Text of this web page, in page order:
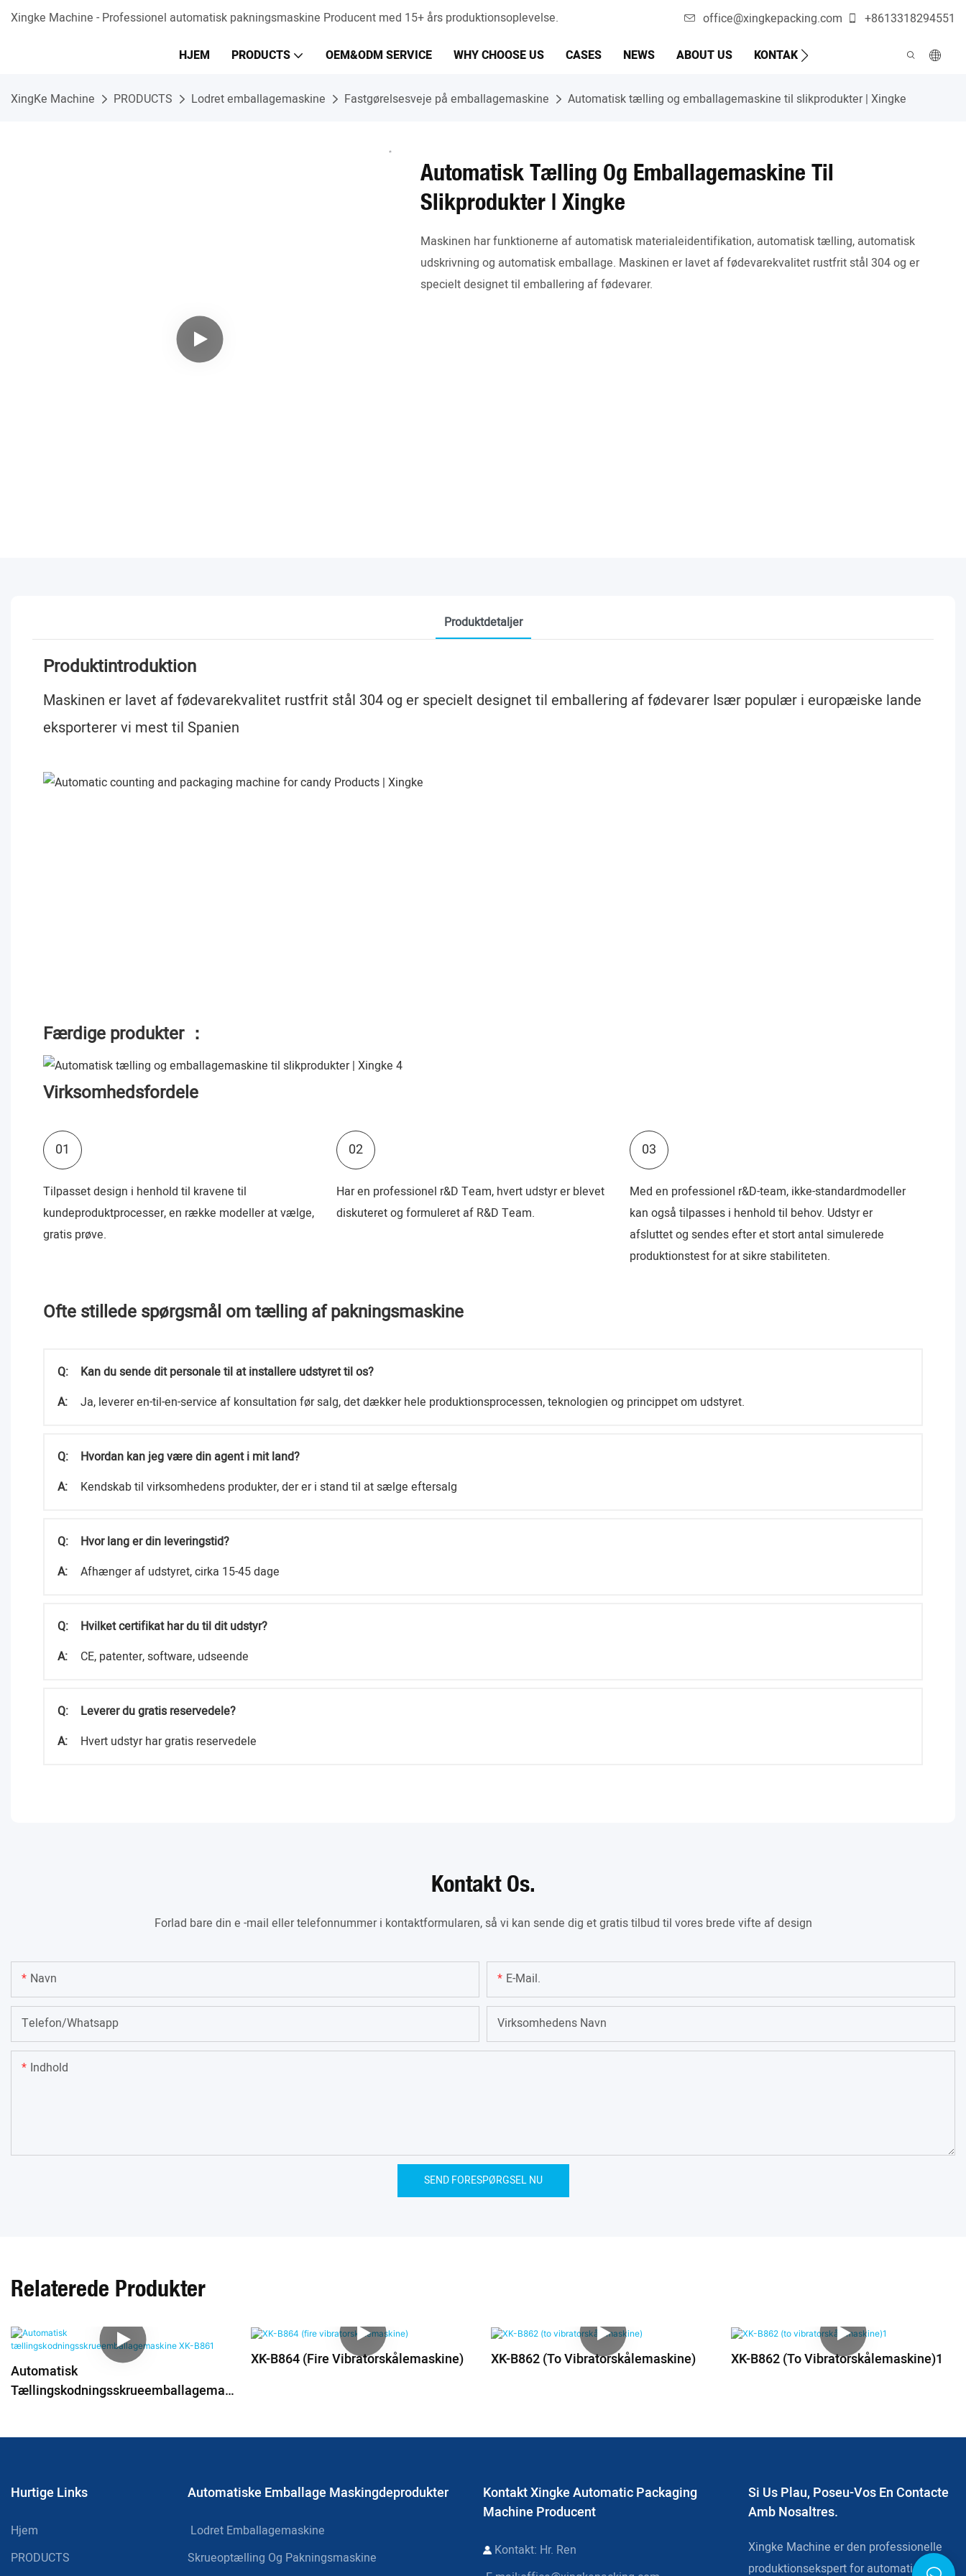
Xingke Machine - Professionel automatisk pakningsmaskine Producent med 15+ års produktionsoplevelse. office@xingkepacking.com +8613318294551
HJEM PRODUCTS OEM&ODM SERVICE WHY CHOOSE US CASES NEWS ABOUT US KONTAKT OS. AUTOMATISK
XingKe Machine PRODUCTS Lodret emballagemaskine Fastgørelsesveje på emballagemaskine Automatisk tælling og emballagemaskine til slikprodukter | Xingke
Automatisk Tælling Og Emballagemaskine Til
Slikprodukter | Xingke
Maskinen har funktionerne af automatisk materialeidentifikation, automatisk tælling, automatisk
udskrivning og automatisk emballage. Maskinen er lavet af fødevarekvalitet rustfrit stål 304 og er
specielt designet til emballering af fødevarer.
Produktdetaljer
Produktintroduktion
Maskinen er lavet af fødevarekvalitet rustfrit stål 304 og er specielt designet til emballering af fødevarer Især populær i europæiske lande
eksporterer vi mest til Spanien
Færdige produkter ：
Virksomhedsfordele
01
Tilpasset design i henhold til kravene til
kundeproduktprocesser, en række modeller at vælge,
gratis prøve.
02
Har en professionel r&D Team, hvert udstyr er blevet
diskuteret og formuleret af R&D Team.
03
Med en professionel r&D-team, ikke-standardmodeller
kan også tilpasses i henhold til behov. Udstyr er
afsluttet og sendes efter et stort antal simulerede
produktionstest for at sikre stabiliteten.
Ofte stillede spørgsmål om tælling af pakningsmaskine
Q:
Kan du sende dit personale til at installere udstyret til os?
A:
Ja, leverer en-til-en-service af konsultation før salg, det dækker hele produktionsprocessen, teknologien og princippet om udstyret.
Q:
Hvordan kan jeg være din agent i mit land?
A:
Kendskab til virksomhedens produkter, der er i stand til at sælge eftersalg
Q:
Hvor lang er din leveringstid?
A:
Afhænger af udstyret, cirka 15-45 dage
Q:
Hvilket certifikat har du til dit udstyr?
A:
CE, patenter, software, udseende
Q:
Leverer du gratis reservedele?
A:
Hvert udstyr har gratis reservedele
Kontakt Os.
Forlad bare din e -mail eller telefonnummer i kontaktformularen, så vi kan sende dig et gratis tilbud til vores brede vifte af design
Navn E-Mail.
Telefon/whatsapp Virksomhedens Navn
Indhold
SEND FORESPØRGSEL NU
Relaterede Produkter
Automatisk
Tællingskodningsskrueemballagemas
XK-B864 (fire Vibratorskålemaskine) XK-B862 (to Vibratorskålemaskine) XK-B862 (to Vibratorskålemaskine)1
Hurtige Links
Hjem
PRODUCTS
Automatiske Emballage Maskingdeprodukter
Lodret Emballagemaskine
Skrueoptælling Og Pakningsmaskine
Kontakt Xingke Automatic Packaging
Machine Producent
Kontakt: Hr. Ren
Si Us Plau, Poseu-Vos En Contacte
Amb Nosaltres.
Xingke Machine er den professionelle
produktionsekspert for automatisk